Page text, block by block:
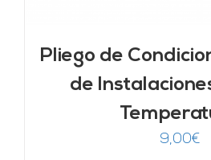
Pliego de
de
9,00€